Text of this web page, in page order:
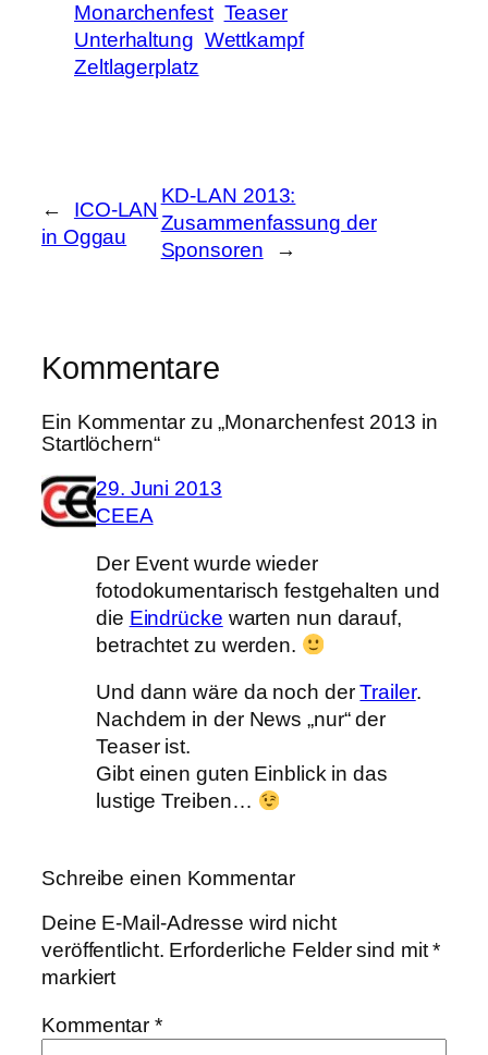
Monarchenfest Teaser
Unterhaltung Wettkampf
Zeltlagerplatz
←
ICO-LAN
in Oggau
KD-LAN 2013:
Zusammenfassung der
Sponsoren
→
Kommentare
Ein Kommentar zu „Monarchenfest 2013 in
Startlöchern“
29. Juni 2013
CEEA
Der Event wurde wieder
fotodokumentarisch festgehalten und
die Eindrücke warten nun darauf,
betrachtet zu werden.
Und dann wäre da noch derTrailer.
Nachdem in der News „nur“ der
Teaser ist.
Gibt einen guten Einblick in das
lustige Treiben…
Schreibe einen Kommentar
Deine E-Mail-Adresse wird nicht
veröffentlicht. Erforderliche Felder sind mit*
markiert
Kommentar*